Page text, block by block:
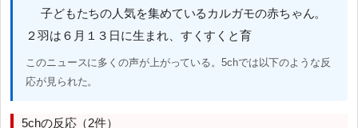
子どもたちの人気を集めているカルガモの赤ちゃん。
２羽は６月１３日に生まれ、すくすくと育
このニュースに多くの声が上がっている。5chでは以下のような反
応が見られた。
5chの反応（2件）